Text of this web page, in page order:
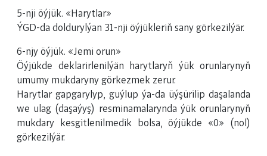
5-nji öýjük. «Harytlar»
ÝGD-da doldurylýan 31-nji öýjükleriň sany görkezilýär.
6-njy öýjük. «Jemi orun»
Öýjükde deklarirlenilýän harytlaryň ýük orunlarynyň
umumy mukdaryny görkezmek zerur.
Harytlar gapgarylyp, guýlup ýa-da üýşürilip daşalanda
we ulag (daşaýyş) resminamalarynda ýük orunlarynyň
mukdary kesgitlenilmedik bolsa, öýjükde «0» (nol)
görkezilýär.